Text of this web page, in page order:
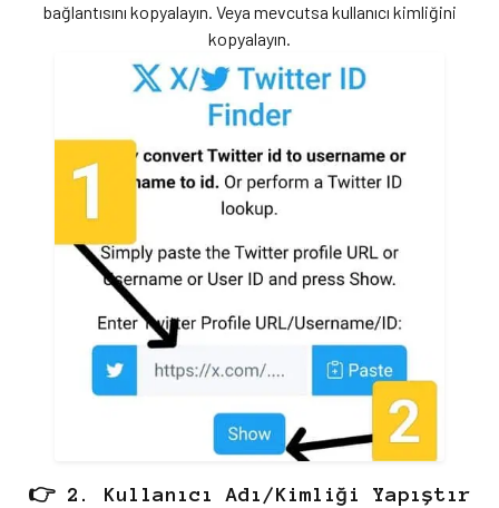
bağlantısını kopyalayın. Veya mevcutsa kullanıcı kimliğini
kopyalayın.
👉 2. Kullanıcı Adı/Kimliği Yapıştır